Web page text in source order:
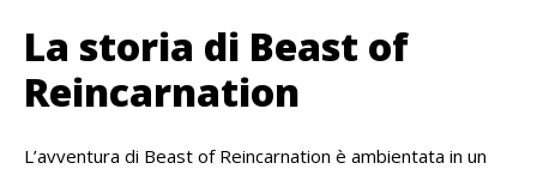
La storia di Beast of
Reincarnation
L’avventura di Beast of Reincarnation è ambientata in un